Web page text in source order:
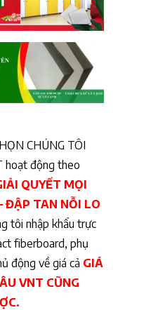
CHÚNG TÔI
hoạt động theo
QUYẾT MỌI
ĐẬP TAN NỖI LO
tôi nhập khẩu trực
fiberboard, phụ
động về giá cả GIÁ
VNT CŨNG